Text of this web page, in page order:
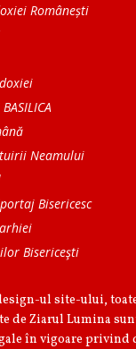
Românești
Neamului
Bisericesc
Bisericeşti
ul site-ului,
de Ziarul Lumina
în vigoare privind